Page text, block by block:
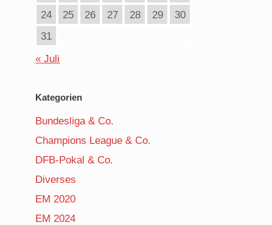
24
25 26 27 28 29
30
31
« Juli
Kategorien
Bundesliga & Co.
Champions League & Co.
DFB-Pokal & Co.
Diverses
EM 2020
EM 2024